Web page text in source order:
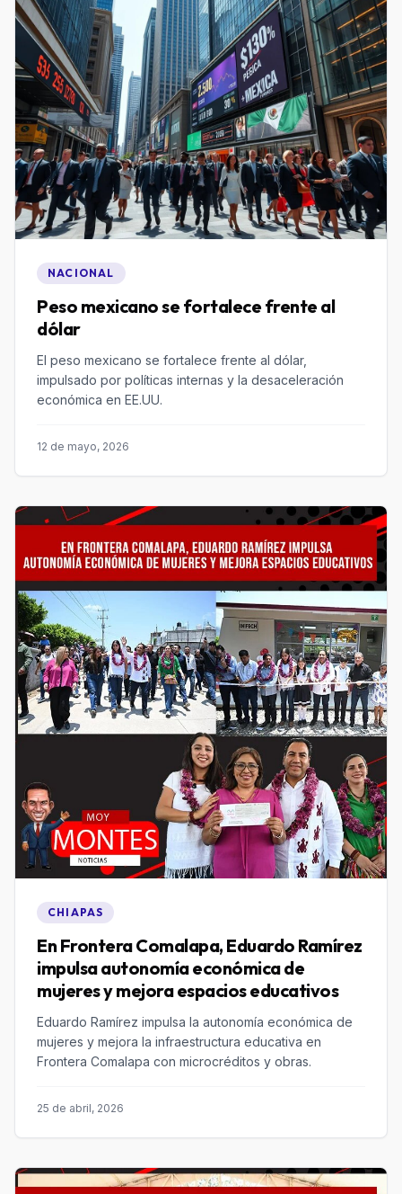
NACIONAL
Peso mexicano se fortalece frente al
dólar
El peso mexicano se fortalece frente al dólar,
impulsado por políticas internas y la desaceleración
económica en EE.UU.
12 de mayo, 2026
CHIAPAS
En Frontera Comalapa, Eduardo Ramírez
impulsa autonomía económica de
mujeres y mejora espacios educativos
Eduardo Ramírez impulsa la autonomía económica de
mujeres y mejora la infraestructura educativa en
Frontera Comalapa con microcréditos y obras.
25 de abril, 2026